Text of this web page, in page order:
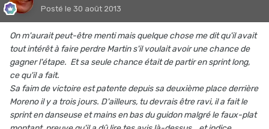
Posté le 30 août 2013
On m'aurait peut-être menti mais quelque chose me dit qu'il avait
tout intérêt à faire perdre Martin s'il voulait avoir une chance de
gagner l'étape. Et sa seule chance était de partir en sprint long,
ce qu'il a fait.
Sa faim de victoire est patente depuis sa deuxième place derrière
Moreno il y a trois jours. D'ailleurs, tu devrais être ravi, il a fait le
sprint en danseuse et mains en bas du guidon malgré le faux-plat